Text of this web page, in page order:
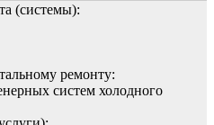
(системы):
ремонту:
систем холодного